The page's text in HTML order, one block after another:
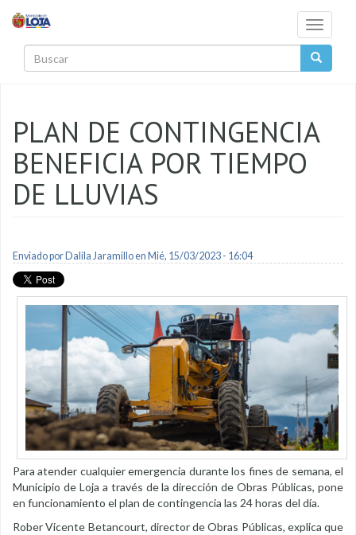
Toggle
PLAN DE CONTINGENCIA
BENEFICIA POR TIEMPO
DE LLUVIAS
Enviado por Dalila Jaramilloen Mié, 15/03/2023 - 16:04
Para atender cualquier emergencia durante los fines de semana, el
Municipio de Loja a través de la dirección de Obras Públicas, pone
en funcionamiento el plan de contingencia las 24 horas del día.
Rober Vicente Betancourt, director de Obras Públicas, explica que